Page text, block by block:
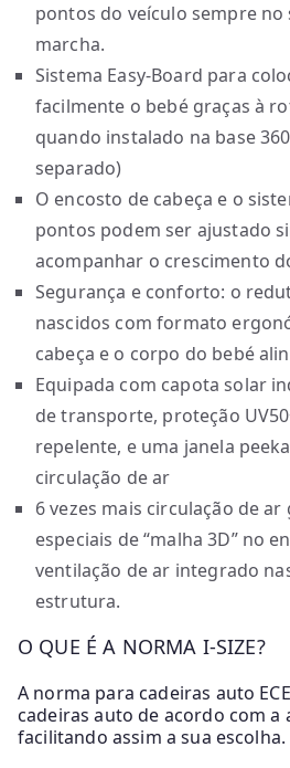
pontos do veículo sempre
marcha.
Sistema Easy-Board para
facilmente o bebé graças à
quando instalado na base
separado)
O encosto de cabeça e o
pontos podem ser ajustado
acompanhar o crescimento
Segurança e conforto: o
nascidos com formato
cabeça e o corpo do bebé
Equipada com capota solar
de transporte, proteção
repelente, e uma janela
circulação de ar
6 vezes mais circulação de
especiais de “malha 3D” no
ventilação de ar integrado
estrutura.
O QUE É A NORMA I-SIZE?
A norma para cadeiras auto
cadeiras auto de acordo com a
facilitando assim a sua escolha.